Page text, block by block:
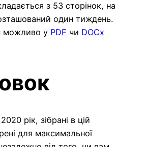
з 53 сторінок, на
один тиждень.
можливо у PDF чи DOCx
рік, зібрані в цій
для максимальної